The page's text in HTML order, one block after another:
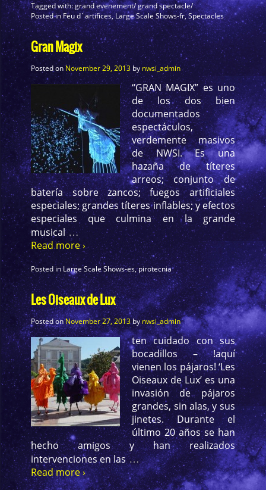
Tagged with:grand evenement/ grand spectacle/
Posted inFeu d`artifices,Large Scale Shows-fr,Spectacles
Gran Magix
Posted onNovember 29, 2013bynwsi_admin
“GRAN MAGIX” es uno
de los dos bien
documentados
espectáculos,
verdemente masivos
de NWSI. Es una
hazaña de títeres
arreos; conjunto de
batería sobre zancos; fuegos artificiales
especiales; grandes títeres inflables; y efectos
especiales que culmina en la grande
musical …
Read more ›
Posted inLarge Scale Shows-es,pirotecnia
Les Oiseaux de Lux
Posted onNovember 27, 2013bynwsi_admin
ten cuidado con sus
bocadillos – !aquí
vienen los pájaros! ‘Les
Oiseaux de Lux’ es una
invasión de pájaros
grandes, sin alas, y sus
jinetes. Durante el
último 20 años se han
hecho amigos y han realizados
intervenciones en las …
Read more ›